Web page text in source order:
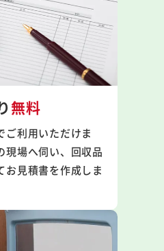
無料
ご利用いただけま
現場へ伺い、回収品
お見積書を作成しま